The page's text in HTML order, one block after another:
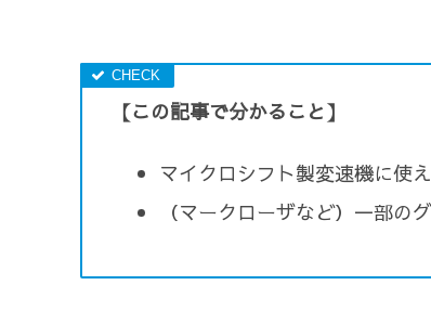
【この記事で分かること】
マイクロシフト製変速機に使
（マークローザなど）一部の